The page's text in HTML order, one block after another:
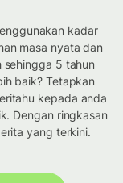
kadar
masa nyata dan
sehingga 5 tahun
baik? Tetapkan
kepada anda
Dengan ringkasan
yang terkini.